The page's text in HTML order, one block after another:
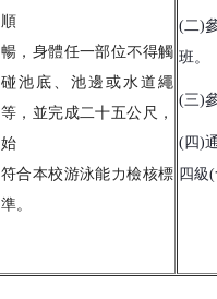
順
暢，身體任一部位不得觸
碰池底、池邊或水道繩
等，並完成二十五公尺，
始
符合本校游泳能力檢核標
準。
(二)
班。
(三)
(四)
四級